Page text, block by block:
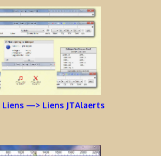
Liens —> Liens JTAlaerts